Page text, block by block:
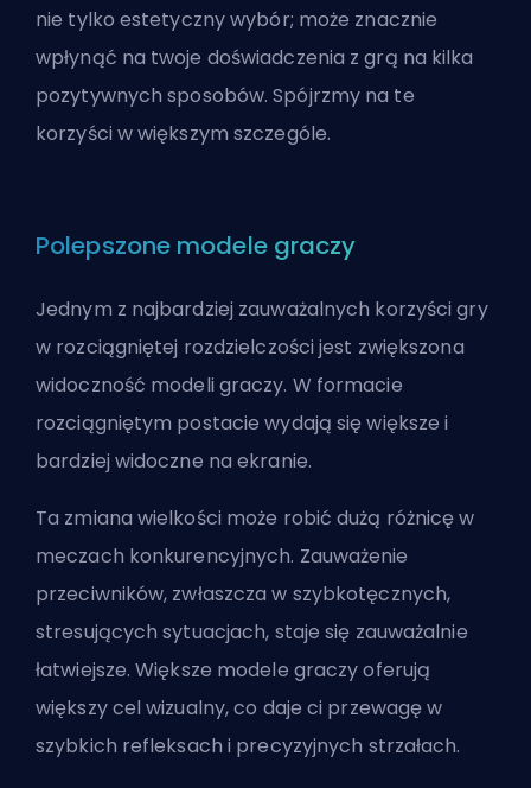
nie tylko estetyczny wybór; może znacznie
wpłynąć na twoje doświadczenia z grą na kilka
pozytywnych sposobów. Spójrzmy na te
korzyści w większym szczególe.
Polepszone modele graczy
Jednym z najbardziej zauważalnych korzyści gry
w rozciągniętej rozdzielczości jest zwiększona
widoczność modeli graczy. W formacie
rozciągniętym postacie wydają się większe i
bardziej widoczne na ekranie.
Ta zmiana wielkości może robić dużą różnicę w
meczach konkurencyjnych. Zauważenie
przeciwników, zwłaszcza w szybkotęcznych,
stresujących sytuacjach, staje się zauważalnie
łatwiejsze. Większe modele graczy oferują
większy cel wizualny, co daje ci przewagę w
szybkich refleksach i precyzyjnych strzałach.